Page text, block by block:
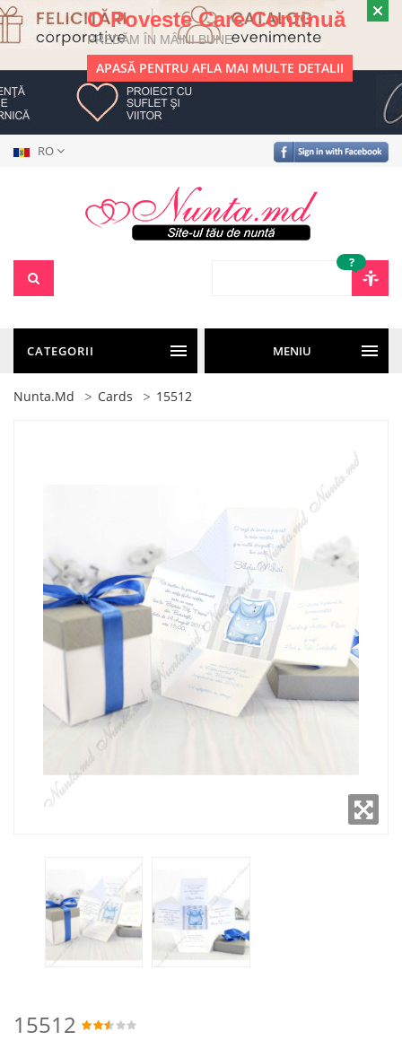
O Poveste Care Continuă
PREDĂM ÎN MÂINI BUNE
APASĂ PENTRU AFLA MAI MULTE DETALII
RO
?
CATEGORII MENIU
Nunta.md Cards 15512
15512